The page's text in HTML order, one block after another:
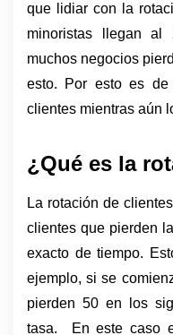
que lidiar con la
minoristas llegan
muchos negocios
esto. Por esto es de
clientes mientras aún
¿Qué es la
La rotación de
clientes que pierden
exacto de tiempo.
ejemplo, si se
pierden 50 en los
tasa.  En este caso